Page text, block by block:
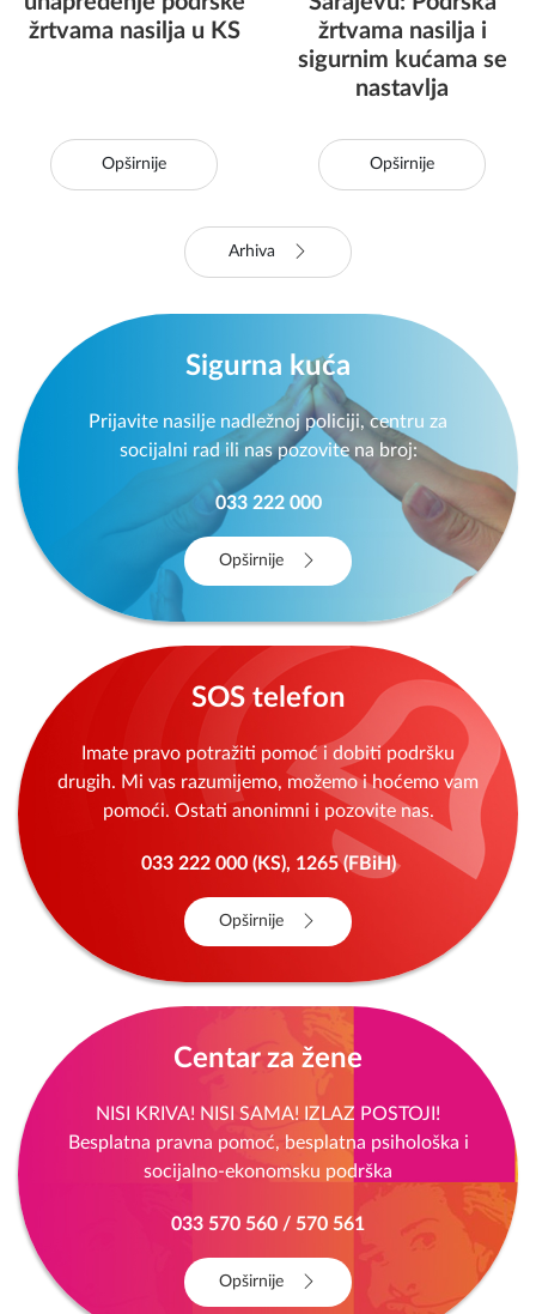
žrtvama nasilja u KS
Opširnije
žrtvama nasilja i
sigurnim kućama se
nastavlja
Opširnije
Arhiva
Sigurna kuća
Prijavite nasilje nadležnoj policiji, centru za
socijalni rad ili nas pozovite na broj:
033 222 000
Opširnije
SOS telefon
Imate pravo potražiti pomoć i dobiti podršku
drugih. Mi vas razumijemo, možemo i hoćemo vam
pomoći. Ostati anonimni i pozovite nas.
033 222 000 (KS), 1265 (FBiH)
Opširnije
Centar za žene
NISI KRIVA! NISI SAMA! IZLAZ POSTOJI!
Besplatna pravna pomoć, besplatna psihološka i
socijalno-ekonomsku podrška
033 570 560 / 570 561
Opširnije